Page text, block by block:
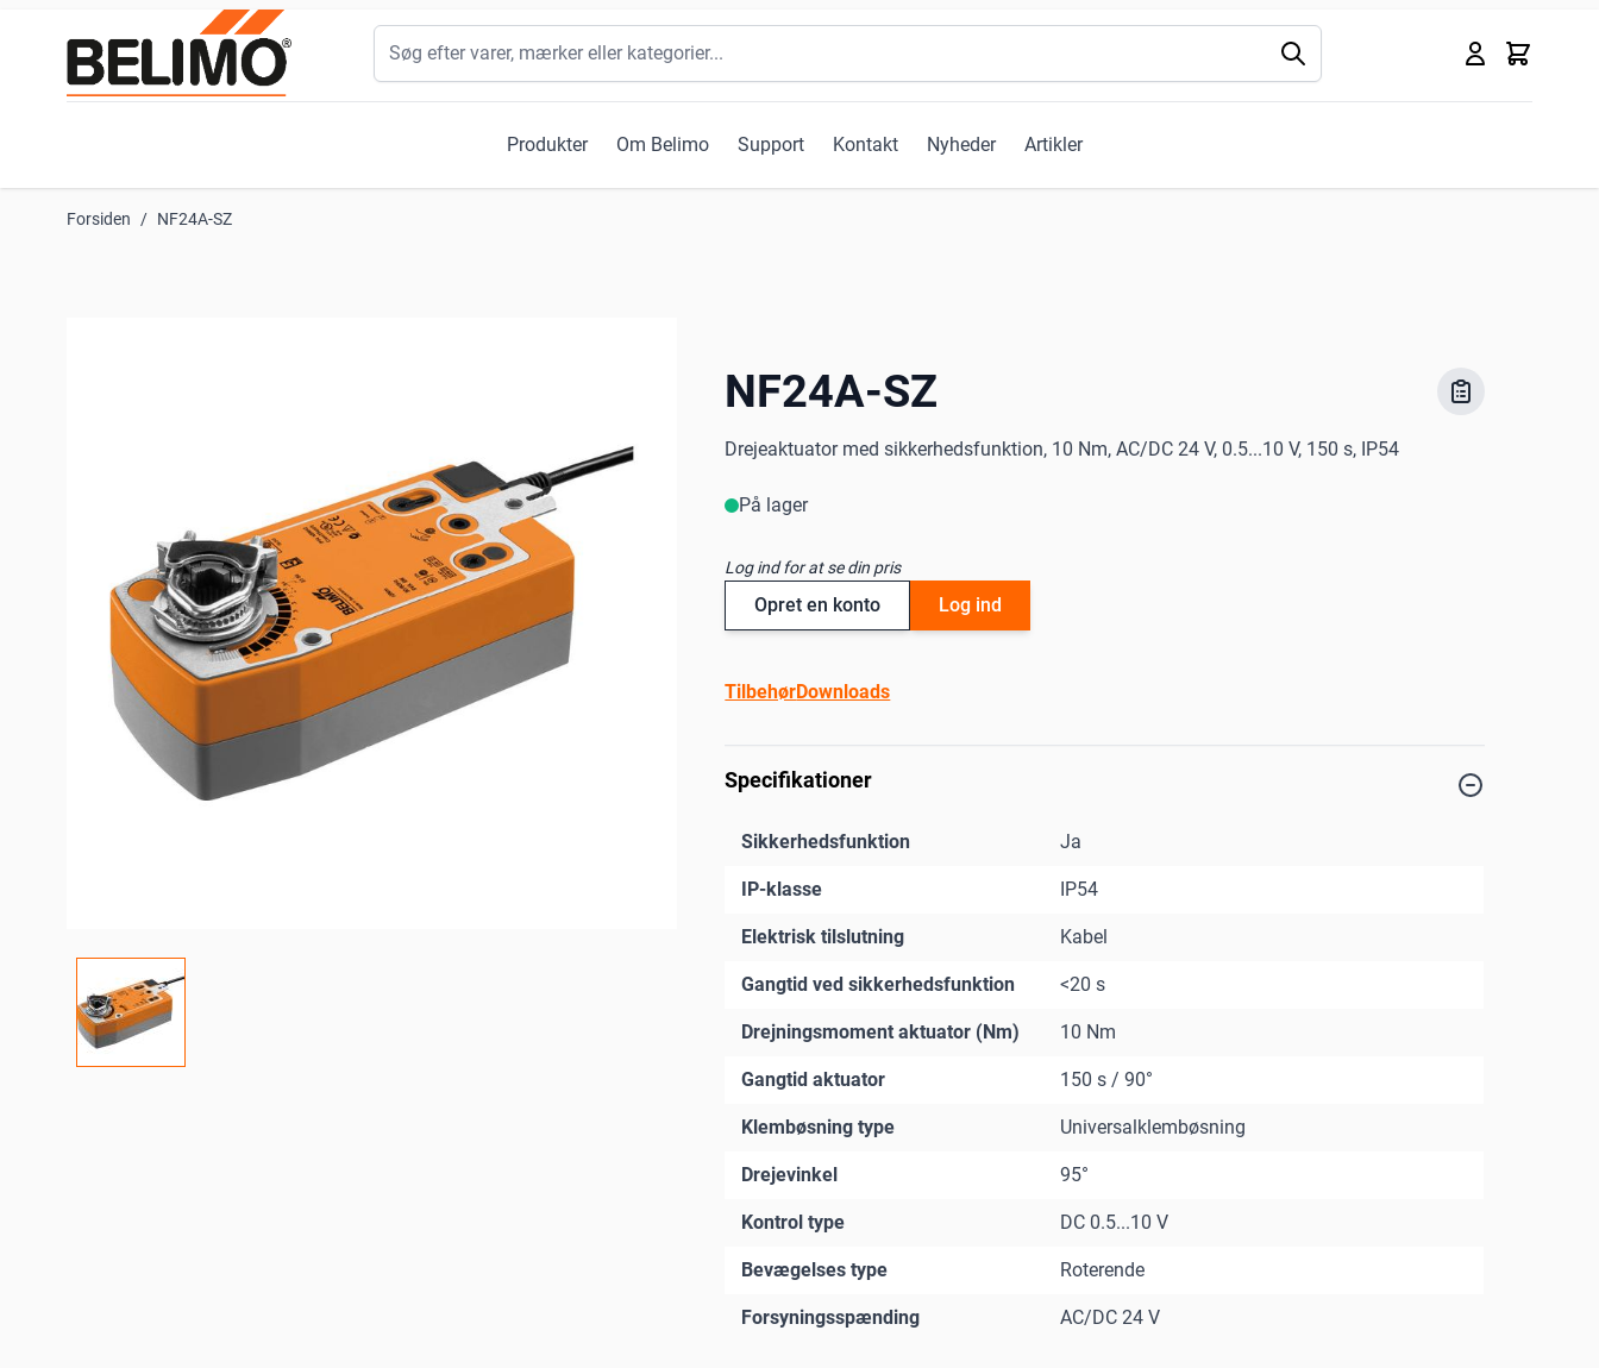
Produkter Om Belimo Support Kontakt Nyheder Artikler
Kurv
Søg
Forsiden / NF24A-SZ
NF24A-SZ
Drejeaktuator med sikkerhedsfunktion, 10 Nm, AC/DC 24 V, 0.5...10 V, 150 s, IP54
På lager
Log ind for at se din pris
Opret en konto Log ind
TilbehørDownloads
Specifikationer
Sikkerhedsfunktion Ja
IP-klasse IP54
Elektrisk tilslutning Kabel
Gangtid ved sikkerhedsfunktion <20 s
Drejningsmoment aktuator (Nm) 10 Nm
Gangtid aktuator 150 s / 90°
Klembøsning type Universalklembøsning
Drejevinkel 95°
Kontrol type DC 0.5...10 V
Bevægelses type Roterende
Forsyningsspænding AC/DC 24 V